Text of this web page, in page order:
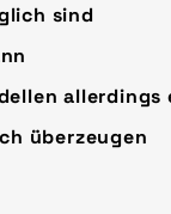
sind
allerdings
überzeugen